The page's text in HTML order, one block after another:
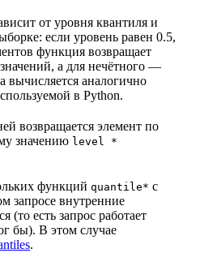
от уровня квантиля и
если уровень равен 0.5,
функция возвращает
а для нечётного —
вычисляется аналогично
в Python.
возвращается элемент по
значению level *
функций quantile* с
запросе внутренние
(то есть запрос работает
бы). В этом случае
.